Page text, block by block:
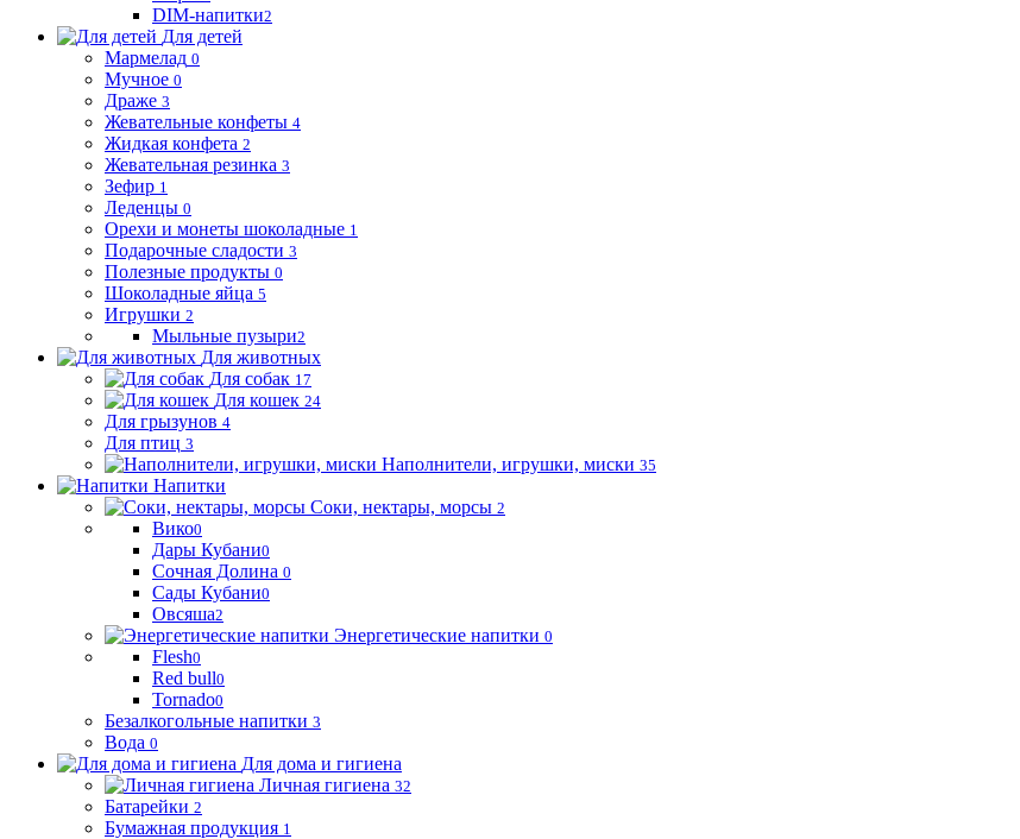
DIM-напитки2
Для детей
Мармелад 0
Мучное 0
Драже 3
Жевательные конфеты 4
Жидкая конфета 2
Жевательная резинка 3
Зефир 1
Леденцы 0
Орехи и монеты шоколадные 1
Подарочные сладости 3
Полезные продукты 0
Шоколадные яйца 5
Игрушки 2
Мыльные пузыри2
Для животных
Для собак 17
Для кошек 24
Для грызунов 4
Для птиц 3
Наполнители, игрушки, миски 35
Напитки
Соки, нектары, морсы 2
Вико0
Дары Кубани0
Сочная Долина 0
Сады Кубани0
Овсяша2
Энергетические напитки 0
Flesh0
Red bull0
Tornado0
Безалкогольные напитки 3
Вода 0
Для дома и гигиена
Личная гигиена 32
Батарейки 2
Бумажная продукция 1